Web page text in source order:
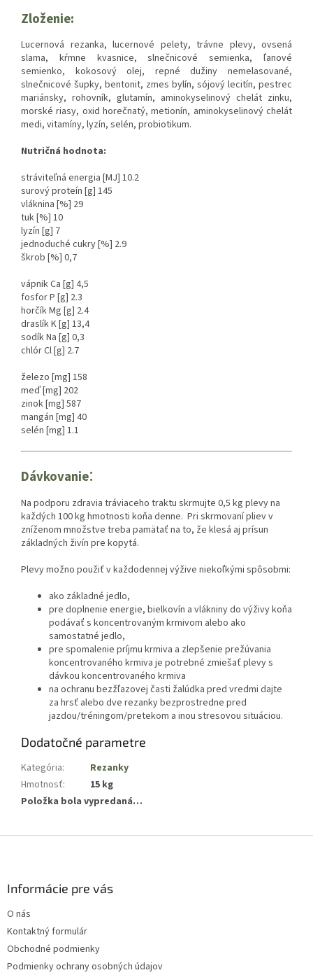
Zloženie:
Lucernová rezanka, lucernové pelety, trávne plevy, ovsená
slama, kŕmne kvasnice, slnečnicové semienka, ľanové
semienko, kokosový olej, repné dužiny nemelasované,
slnečnicové šupky, bentonit, zmes bylín, sójový lecitín, pestrec
mariánsky, rohovník, glutamín, aminokyselinový chelát zinku,
morské riasy, oxid horečnatý, metionín, aminokyselinový chelát
medi, vitamíny, lyzín, selén, probiotikum.
Nutričná hodnota:
stráviteľná energia [MJ] 10.2
surový proteín [g] 145
vláknina [%] 29
tuk [%] 10
lyzín [g] 7
jednoduché cukry [%] 2.9
škrob [%] 0,7
vápnik Ca [g] 4,5
fosfor P [g] 2.3
horčík Mg [g] 2.4
draslík K [g] 13,4
sodík Na [g] 0,3
chlór Cl [g] 2.7
železo [mg] 158
meď [mg] 202
zinok [mg] 587
mangán [mg] 40
selén [mg] 1.1
Dávkovanie:
Na podporu zdravia tráviaceho traktu skrmujte 0,5 kg plevy na
každých 100 kg hmotnosti koňa denne. Pri skrmovaní pliev v
zníženom množstve treba pamätať na to, že klesá aj prísun
základných živín pre kopytá.
Plevy možno použiť v každodennej výžive niekoľkými spôsobmi:
ako základné jedlo,
pre doplnenie energie, bielkovín a vlákniny do výživy koňa
podávať s koncentrovaným krmivom alebo ako
samostatné jedlo,
pre spomalenie príjmu krmiva a zlepšenie prežúvania
koncentrovaného krmiva je potrebné zmiešať plevy s
dávkou koncentrovaného krmiva
na ochranu bezžľazovej časti žalúdka pred vredmi dajte
za hrsť alebo dve rezanky bezprostredne pred
jazdou/tréningom/pretekom a inou stresovou situáciou.
Dodatočné parametre
Kategória:
Rezanky
Hmotnosť:
15 kg
Položka bola vypredaná…
Informácie pre vás
O nás
Kontaktný formulár
Obchodné podmienky
Podmienky ochrany osobných údajov